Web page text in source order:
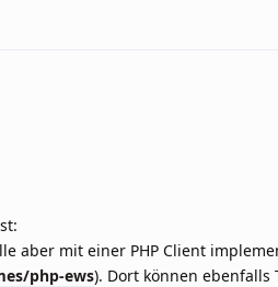
aber mit einer PHP Client
php-ews). Dort können